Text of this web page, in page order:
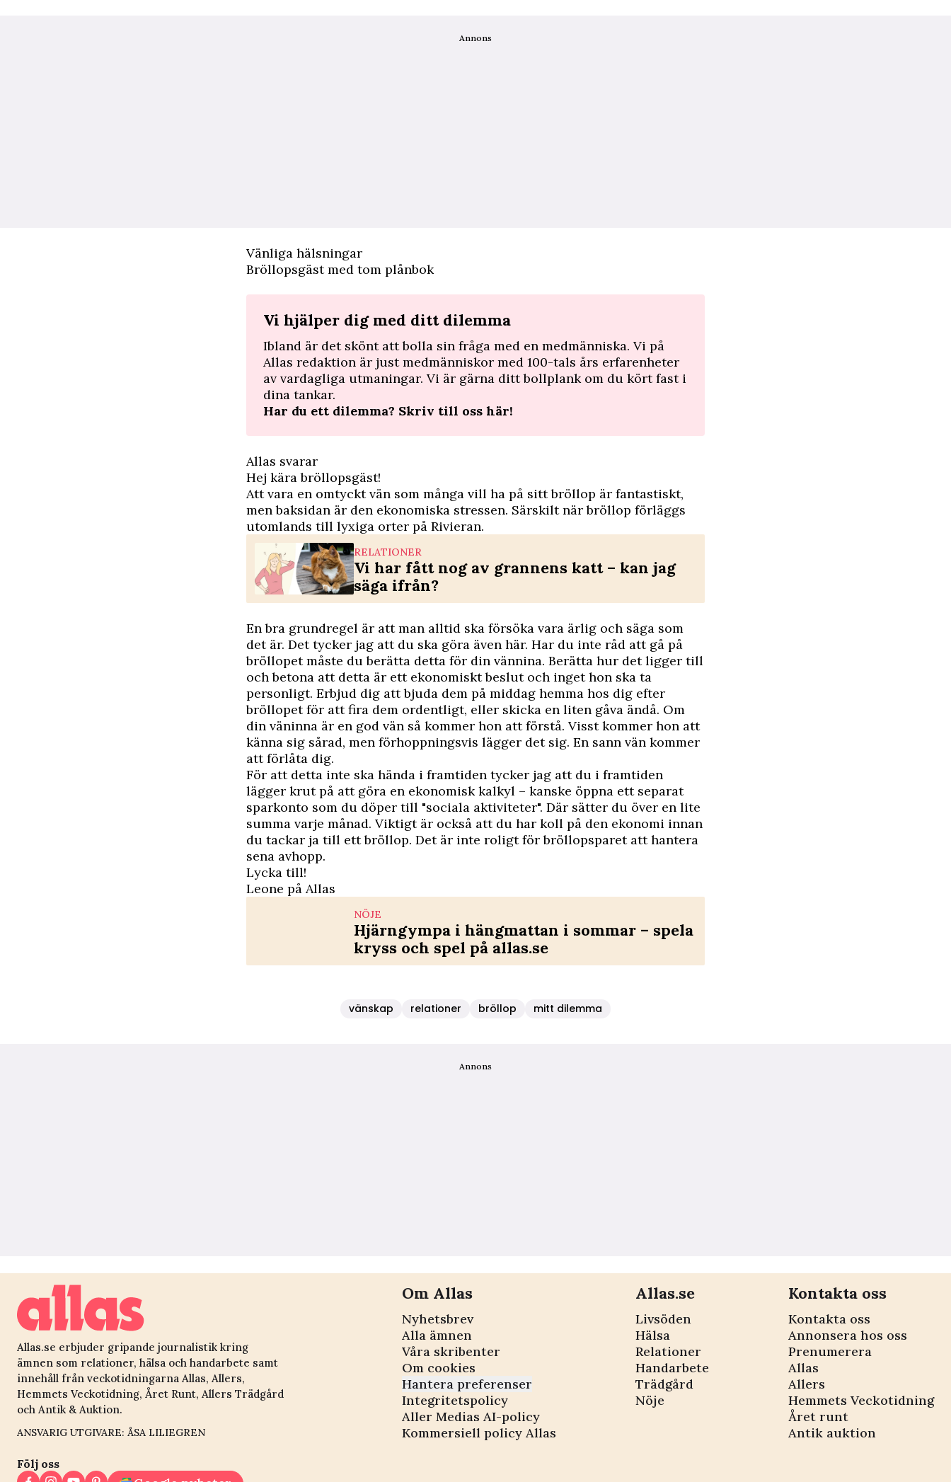
Annons
Vänliga hälsningar
Bröllopsgäst med tom plånbok
Vi hjälper dig med ditt dilemma
Ibland är det skönt att bolla sin fråga med en medmänniska. Vi på
Allas redaktion är just medmänniskor med 100-tals års erfarenheter
av vardagliga utmaningar. Vi är gärna ditt bollplank om du kört fast i
dina tankar.
Har du ett dilemma? Skriv till oss här!
Allas svarar
Hej kära bröllopsgäst!
Att vara en omtyckt vän som många vill ha på sitt bröllop är fantastiskt,
men baksidan är den ekonomiska stressen. Särskilt när bröllop förläggs
utomlands till lyxiga orter på Rivieran.
RELATIONER
Vi har fått nog av grannens katt – kan jag
säga ifrån?
En bra grundregel är att man alltid ska försöka vara ärlig och säga som
det är. Det tycker jag att du ska göra även här. Har du inte råd att gå på
bröllopet måste du berätta detta för din vännina. Berätta hur det ligger till
och betona att detta är ett ekonomiskt beslut och inget hon ska ta
personligt. Erbjud dig att bjuda dem på middag hemma hos dig efter
bröllopet för att fira dem ordentligt, eller skicka en liten gåva ändå. Om
din väninna är en god vän så kommer hon att förstå. Visst kommer hon att
känna sig sårad, men förhoppningsvis lägger det sig. En sann vän kommer
att förlåta dig.
För att detta inte ska hända i framtiden tycker jag att du i framtiden
lägger krut på att göra en ekonomisk kalkyl – kanske öppna ett separat
sparkonto som du döper till "sociala aktiviteter". Där sätter du över en lite
summa varje månad. Viktigt är också att du har koll på den ekonomi innan
du tackar ja till ett bröllop. Det är inte roligt för bröllopsparet att hantera
sena avhopp.
Lycka till!
Leone på Allas
NÖJE
Hjärngympa i hängmattan i sommar – spela
kryss och spel på allas.se
vänskap relationer bröllop mitt dilemma
Annons
Allas.se erbjuder gripande journalistik kring
ämnen som relationer, hälsa och handarbete samt
innehåll från veckotidningarna Allas, Allers,
Hemmets Veckotidning, Året Runt, Allers Trädgård
och Antik & Auktion.
ANSVARIG UTGIVARE: ÅSA LILIEGREN
Följ oss
Om Allas
Nyhetsbrev
Alla ämnen
Våra skribenter
Om cookies
Hantera preferenser
Integritetspolicy
Aller Medias AI-policy
Kommersiell policy Allas
Allas.se
Livsöden
Hälsa
Relationer
Handarbete
Trädgård
Nöje
Kontakta oss
Kontakta oss
Annonsera hos oss
Prenumerera
Allas
Allers
Hemmets Veckotidning
Året runt
Antik auktion